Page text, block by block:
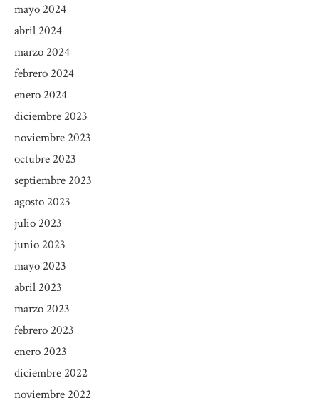
mayo 2024
abril 2024
marzo 2024
febrero 2024
enero 2024
diciembre 2023
noviembre 2023
octubre 2023
septiembre 2023
agosto 2023
julio 2023
junio 2023
mayo 2023
abril 2023
marzo 2023
febrero 2023
enero 2023
diciembre 2022
noviembre 2022